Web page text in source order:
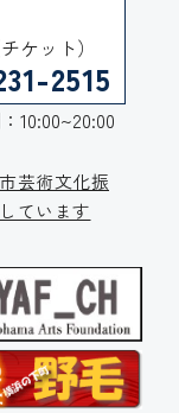
ケット）
2515
10:00~20:00
芸術文化振
ています